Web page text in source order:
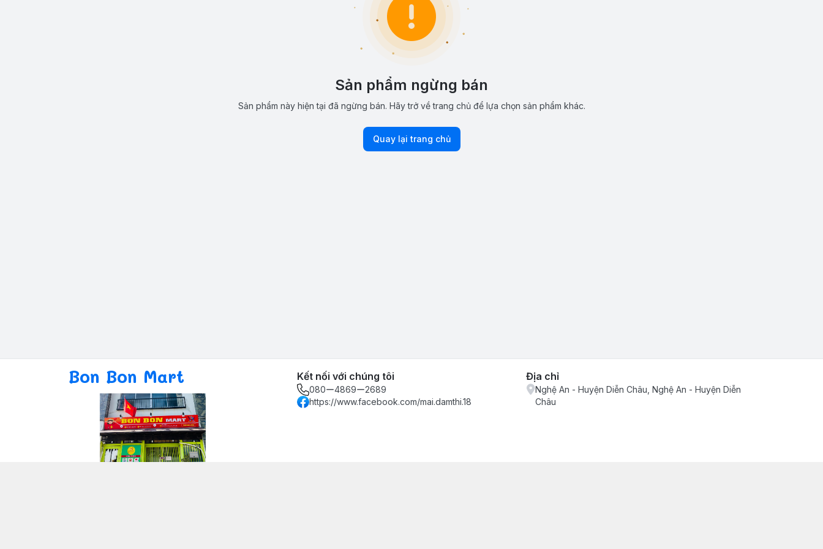
Sản phẩm ngừng bán
Sản phẩm này hiện tại đã ngừng bán. Hãy trở về trang chủ để lựa chọn sản phẩm khác.
Quay lại trang chủ
Bon Bon Mart Kết nối với chúng tôi
080ー4869ー2689
https://www.facebook.com/mai.damthi.18
Địa chỉ
Nghệ An - Huyện Diễn Châu, Nghệ An - Huyện Diễn
Châu